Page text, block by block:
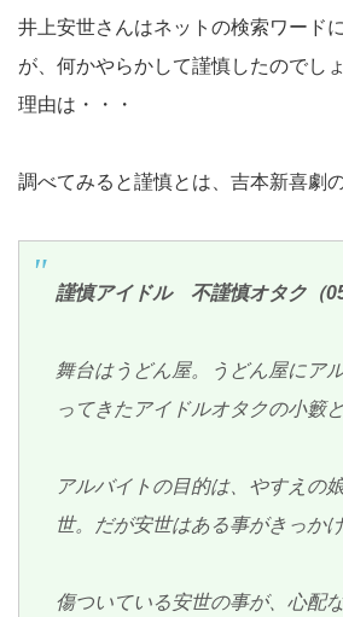
井上安世さんはネットの検索ワード
が、何かやらかして謹慎したのでし
理由は・・・
調べてみると謹慎とは、吉本新喜劇
謹慎アイドル 不謹慎オタク（
舞台はうどん屋。うどん屋にア
ってきたアイドルオタクの小籔
アルバイトの目的は、やすえの
世。だが安世はある事がきっか
傷ついている安世の事が、心配